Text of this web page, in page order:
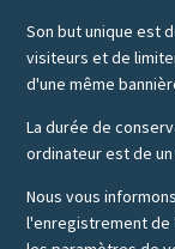
Son but unique est
visiteurs et de
d'une même
La durée de
ordinateur est de un
Nous vous
l'enregistrement de